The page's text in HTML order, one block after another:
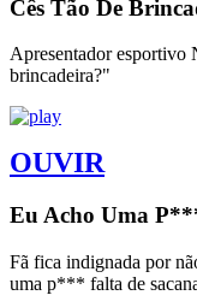
Cês Tão De
Apresentador esportivo
brincadeira?"
OUVIR
Eu Acho Uma
Fã fica indignada por
uma p*** falta de